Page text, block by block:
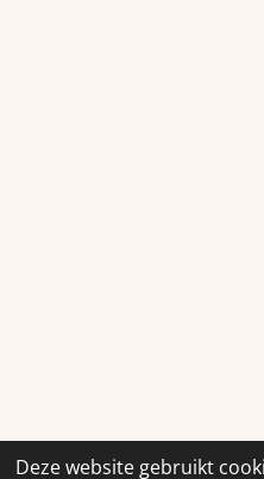
Deze website gebruikt